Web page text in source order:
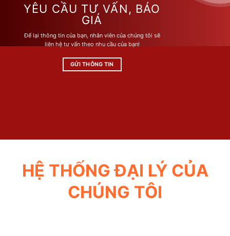
Các
có
thể
được
chọn
YÊU CẦU TƯ VẤN, BÁO
GIÁ
Để lại thông tin của bạn, nhân viên của chúng tôi sẽ
liên hệ tư vấn theo nhu cầu của bạn!
GỬI THÔNG TIN
HỆ THỐNG ĐẠI LÝ CỦA
CHÚNG TÔI